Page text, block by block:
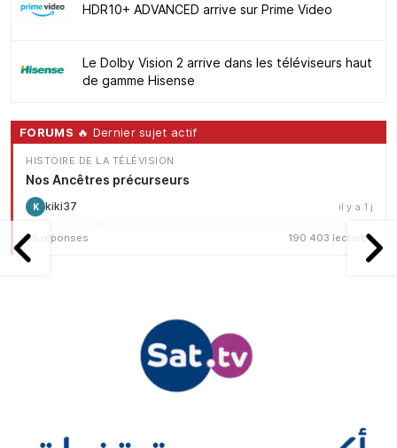
HDR10+ ADVANCED arrive sur Prime Video
Le Dolby Vision 2 arrive dans les téléviseurs haut
de gamme Hisense
FORUMS 🔥 Dernier sujet actif
HISTOIRE DE LA TÉLÉVISION
Nos Ancêtres précurseurs
K kiki37 il y a 1 j
25 réponses 190 403 lectures